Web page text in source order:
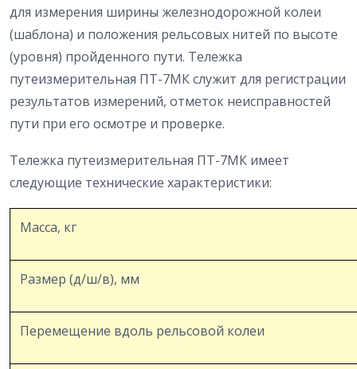
для измерения ширины железнодорожной колеи
(шаблона) и положения рельсовых нитей по высоте
(уровня) пройденного пути. Тележка
путеизмерительная ПТ-7МК служит для регистрации
результатов измерений, отметок неисправностей
пути при его осмотре и проверке.
Тележка путеизмерительная ПТ-7МК имеет
следующие технические характеристики:
Масса, кг
Размер (д/ш/в), мм
Перемещение вдоль рельсовой колеи